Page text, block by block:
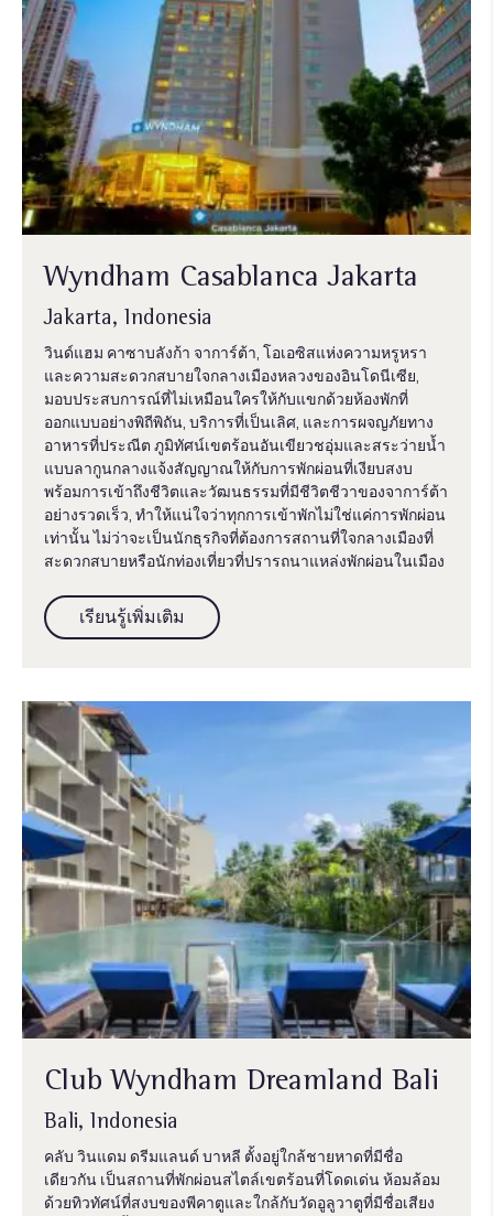
Wyndham Casablanca Jakarta
Jakarta, Indonesia
วินด์แฮม คาซาบลังก้า จาการ์ต้า, โอเอซิสแห่งความหรูหรา
และความสะดวกสบายใจกลางเมืองหลวงของอินโดนีเซีย,
มอบประสบการณ์ที่ไม่เหมือนใครให้กับแขกด้วยห้องพักที่
ออกแบบอย่างพิถีพิถัน, บริการที่เป็นเลิศ, และการผจญภัยทาง
อาหารที่ประณีต ภูมิทัศน์เขตร้อนอันเขียวชอุ่มและสระว่ายน้ำ
แบบลากูนกลางแจ้งสัญญาณให้กับการพักผ่อนที่เงียบสงบ
พร้อมการเข้าถึงชีวิตและวัฒนธรรมที่มีชีวิตชีวาของจาการ์ต้า
อย่างรวดเร็ว, ทำให้แน่ใจว่าทุกการเข้าพักไม่ใช่แค่การพักผ่อน
เท่านั้น ไม่ว่าจะเป็นนักธุรกิจที่ต้องการสถานที่ใจกลางเมืองที่
สะดวกสบายหรือนักท่องเที่ยวที่ปรารถนาแหล่งพักผ่อนในเมือง
เรียนรู้เพิ่มเติม
Club Wyndham Dreamland Bali
Bali, Indonesia
คลับ วินแดม ดรีมแลนด์ บาหลี ตั้งอยู่ใกล้ชายหาดที่มีชื่อ
เดียวกัน เป็นสถานที่พักผ่อนสไตล์เขตร้อนที่โดดเด่น ห้อมล้อม
ด้วยทิวทัศน์ที่สงบของพีคาตูและใกล้กับวัดอูลูวาตูที่มีชื่อเสียง